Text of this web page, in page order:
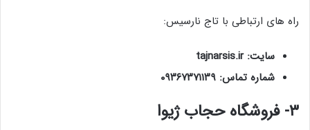
راه های ارتباطی با تاج نارسیس:
سایت: tajnarsis.ir
شماره تماس: ۰۹۳۶۷۳۷۱۱۳۹
۳- فروشگاه حجاب ژیوا